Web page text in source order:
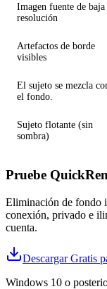
Imagen fuente de baja
resolución
Artefactos de borde
visibles
El sujeto se mezcla
el fondo.
Sujeto flotante (sin
sombra)
Pruebe
Eliminación de fondo
conexión, privado e
cuenta.
Descargar Gratis
Windows 10 o